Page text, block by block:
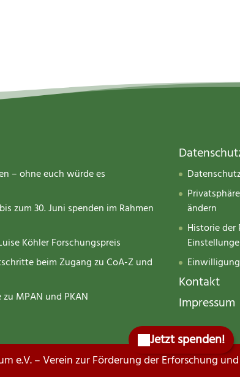
– ohne euch würde es
zum 30. Juni spenden im Rahmen
Köhler Forschungspreis
beim Zugang zu CoA-Z und
MPAN und PKAN
ändern
Historie der
Kontakt
Impressum
e.V. – Verein zur Förderung der Erforschung